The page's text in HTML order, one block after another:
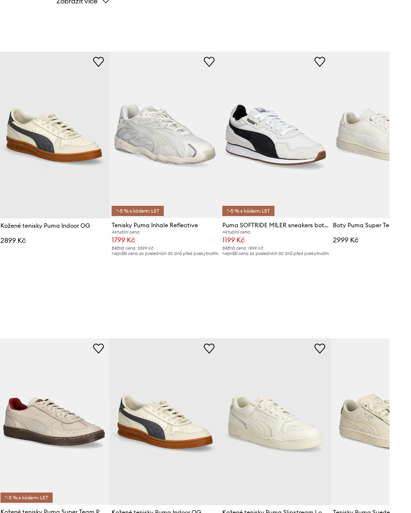
Kód výrobce
Značka
ID produktu
Kožené tenisky Puma Indoor OG
2899 Kč
*-5 % s kódem: LST
Tenisky Puma Inhale Reflective
Aktuální cena:
1799 Kč
Běžná cena: 3399 Kč
Nejnižší cena za posledních 30 dnů před poskytnutím
*-5 % s kódem: LST
Puma SOFTRIDE MILER sneakers boty pánské
Aktuální cena:
1199 Kč
Běžná cena:1899 Kč
Nejnižší cena za posledních 30 dnů před poskytnutím
Boty Puma Super Team
2999 Kč
*-5 % s kódem: LST